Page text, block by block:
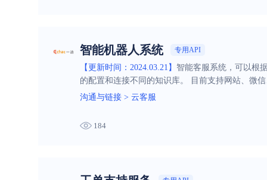
智能机器人系统 专用API
【更新时间：2024.03.21】 智能客服系统，可以根
的配置和连接不同的知识库。 目前支持网站、微
沟通与链接 > 云客服
184